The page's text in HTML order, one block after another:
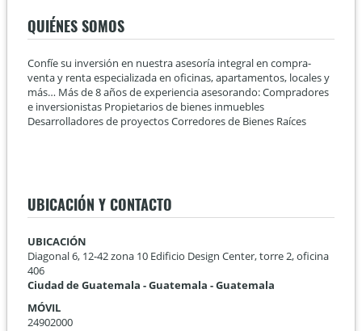
QUIÉNES SOMOS
Confíe su inversión en nuestra asesoría integral en compra-
venta y renta especializada en oficinas, apartamentos, locales y
más… Más de 8 años de experiencia asesorando: Compradores
e inversionistas Propietarios de bienes inmuebles
Desarrolladores de proyectos Corredores de Bienes Raíces
UBICACIÓN Y CONTACTO
UBICACIÓN
Diagonal 6, 12-42 zona 10 Edificio Design Center, torre 2, oficina
406
Ciudad de Guatemala - Guatemala - Guatemala
MÓVIL
24902000